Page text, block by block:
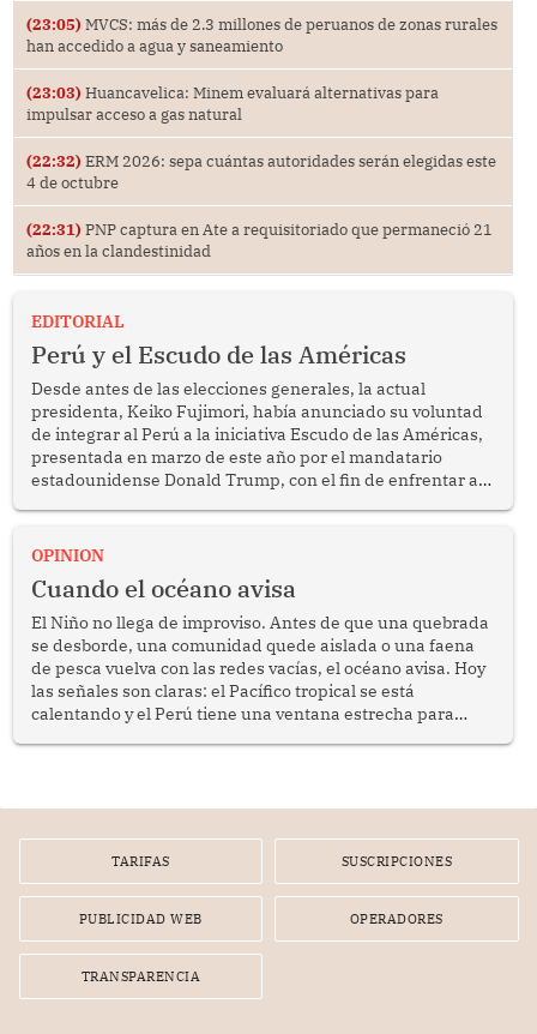
(23:05) MVCS: más de 2.3 millones de peruanos de zonas rurales
han accedido a agua y saneamiento
(23:03) Huancavelica: Minem evaluará alternativas para
impulsar acceso a gas natural
(22:32) ERM 2026: sepa cuántas autoridades serán elegidas este
4 de octubre
(22:31) PNP captura en Ate a requisitoriado que permaneció 21
años en la clandestinidad
EDITORIAL
Perú y el Escudo de las Américas
Desde antes de las elecciones generales, la actual
presidenta, Keiko Fujimori, había anunciado su voluntad
de integrar al Perú a la iniciativa Escudo de las Américas,
presentada en marzo de este año por el mandatario
estadounidense Donald Trump, con el fin de enfrentar al
OPINION
Cuando el océano avisa
El Niño no llega de improviso. Antes de que una quebrada
se desborde, una comunidad quede aislada o una faena
de pesca vuelva con las redes vacías, el océano avisa. Hoy
las señales son claras: el Pacífico tropical se está
calentando y el Perú tiene una ventana estrecha para
TARIFAS SUSCRIPCIONES
PUBLICIDAD WEB OPERADORES
TRANSPARENCIA